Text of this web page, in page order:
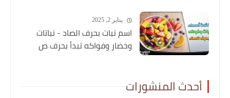
يناير 2, 2025
اسم نبات بحرف الصاد - نباتات
وخضار وفواكه تبدأ بحرف ص
أحدث المنشورات